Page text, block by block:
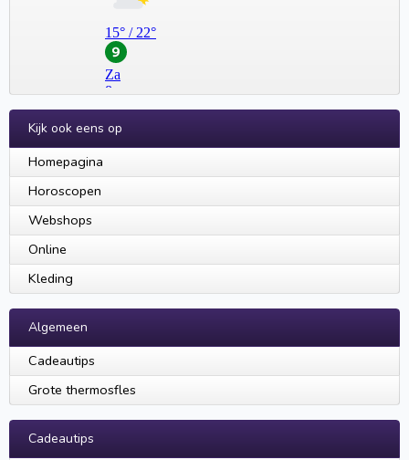
Kijk ook eens op
Homepagina
Horoscopen
Webshops
Online
Kleding
Algemeen
Cadeautips
Grote thermosfles
Cadeautips